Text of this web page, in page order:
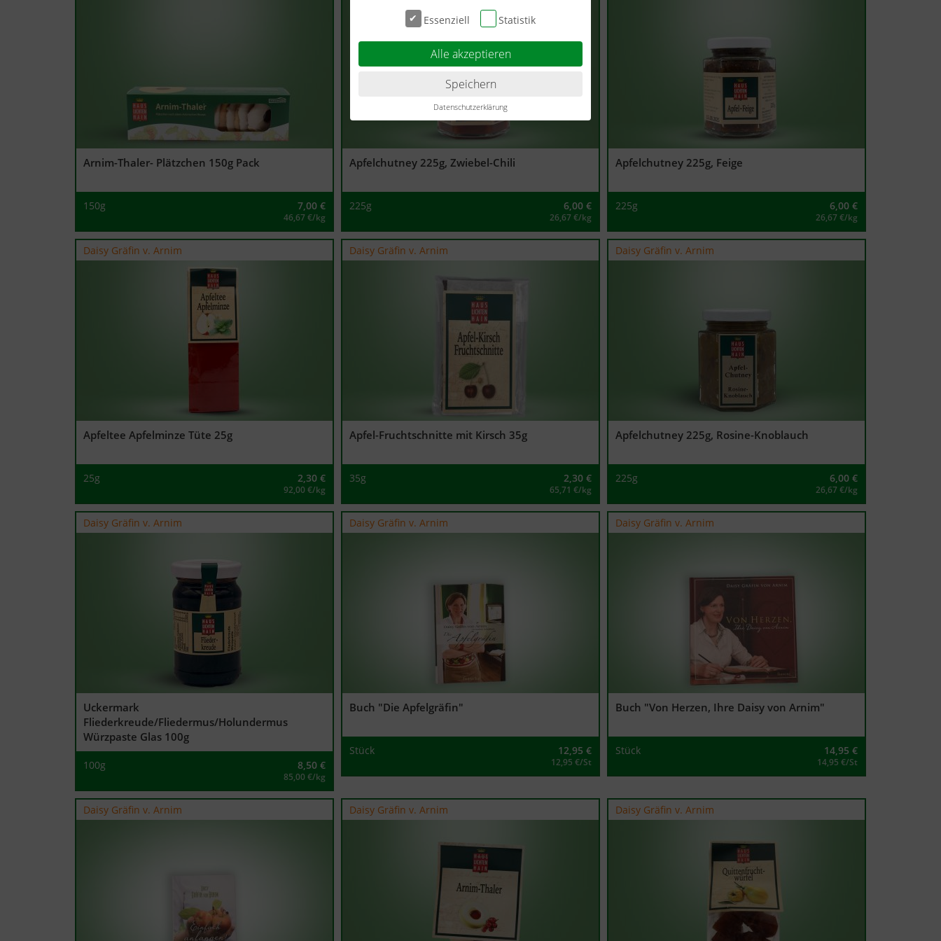
Arnim-Thaler- Plätzchen 150g Pack
150g 7,00 €
46,67 €/kg
Apfelchutney 225g, Zwiebel-Chili
225g 6,00 €
26,67 €/kg
Apfelchutney 225g, Feige
225g 6,00 €
26,67 €/kg
Daisy Gräfin v. Arnim
Apfeltee Apfelminze Tüte 25g
25g 2,30 €
92,00 €/kg
Daisy Gräfin v. Arnim
Apfel-Fruchtschnitte mit Kirsch 35g
35g 2,30 €
65,71 €/kg
Daisy Gräfin v. Arnim
Apfelchutney 225g, Rosine-Knoblauch
225g 6,00 €
26,67 €/kg
Daisy Gräfin v. Arnim
Uckermark
Fliederkreude/Fliedermus/Holundermus
Würzpaste Glas 100g
100g 8,50 €
85,00 €/kg
Daisy Gräfin v. Arnim
Buch "Die Apfelgräfin"
Stück 12,95 €
12,95 €/St
Daisy Gräfin v. Arnim
Buch "Von Herzen, Ihre Daisy von Arnim"
Stück 14,95 €
14,95 €/St
Daisy Gräfin v. Arnim Daisy Gräfin v. Arnim Daisy Gräfin v. Arnim
Essenziell Statistik
Alle akzeptieren
Speichern
Datenschutzerklärung